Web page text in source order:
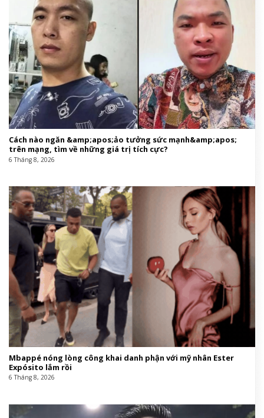
Cách nào ngăn &amp;apos;ảo tưởng sức mạnh&amp;apos;
trên mạng, tìm về những giá trị tích cực?
6 Tháng 8, 2026
Mbappé nóng lòng công khai danh phận với mỹ nhân Ester
Expósito lắm rồi
6 Tháng 8, 2026